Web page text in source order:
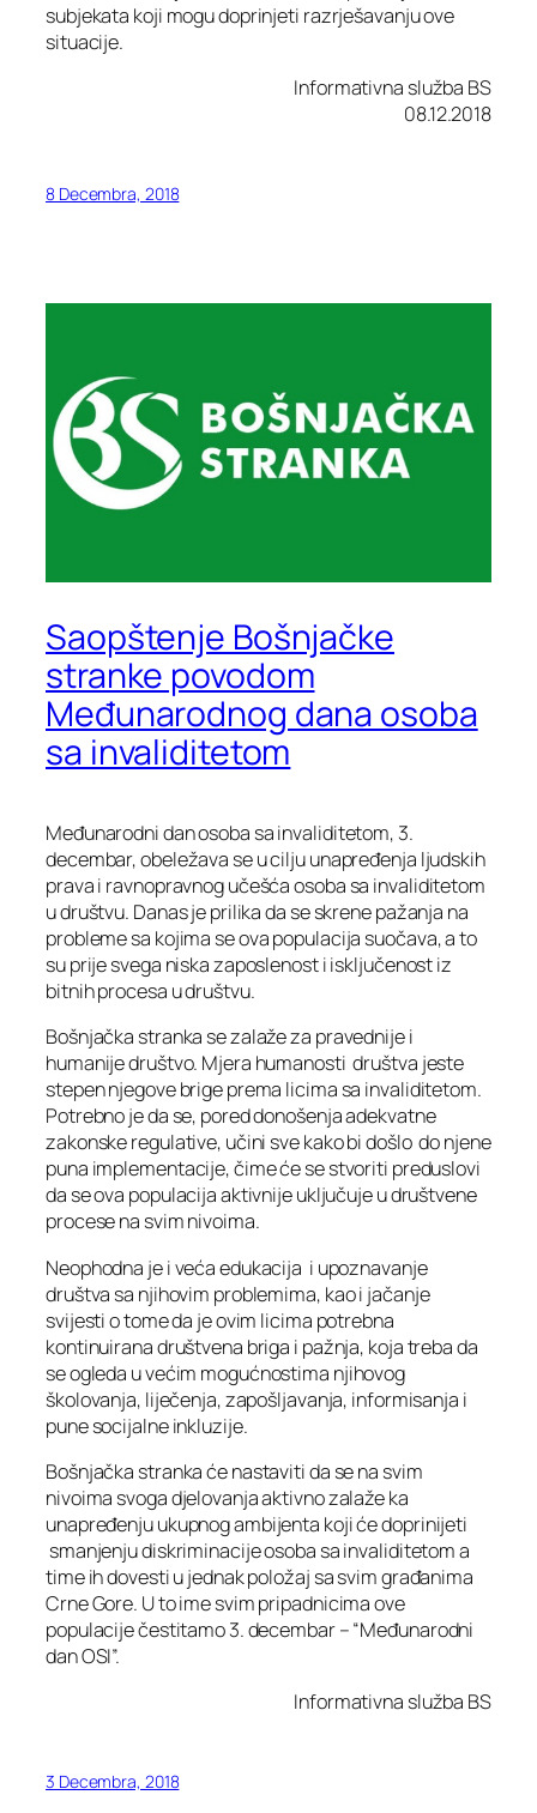
subjekata koji mogu doprinjeti razrješavanju ove
situacije.
Informativna služba BS
08.12.2018
8 Decembra, 2018
Saopštenje Bošnjačke
stranke povodom
Međunarodnog dana osoba
sa invaliditetom
Međunarodni dan osoba sa invaliditetom, 3.
decembar, obeležava se u cilju unapređenja ljudskih
prava i ravnopravnog učešća osoba sa invaliditetom
u društvu. Danas je prilika da se skrene pažanja na
probleme sa kojima se ova populacija suočava, a to
su prije svega niska zaposlenost i isključenost iz
bitnih procesa u društvu.
Bošnjačka stranka se zalaže za pravednije i
humanije društvo. Mjera humanosti društva jeste
stepen njegove brige prema licima sa invaliditetom.
Potrebno je da se, pored donošenja adekvatne
zakonske regulative, učini sve kako bi došlo do njene
puna implementacije, čime će se stvoriti preduslovi
da se ova populacija aktivnije uključuje u društvene
procese na svim nivoima.
Neophodna je i veća edukacija i upoznavanje
društva sa njihovim problemima, kao i jačanje
svijesti o tome da je ovim licima potrebna
kontinuirana društvena briga i pažnja, koja treba da
se ogleda u većim mogućnostima njihovog
školovanja, liječenja, zapošljavanja, informisanja i
pune socijalne inkluzije.
Bošnjačka stranka će nastaviti da se na svim
nivoima svoga djelovanja aktivno zalaže ka
unapređenju ukupnog ambijenta koji će doprinijeti
smanjenju diskriminacije osoba sa invaliditetom a
time ih dovesti u jednak položaj sa svim građanima
Crne Gore. U to ime svim pripadnicima ove
populacije čestitamo 3. decembar – “Međunarodni
dan OSI”.
Informativna služba BS
3 Decembra, 2018